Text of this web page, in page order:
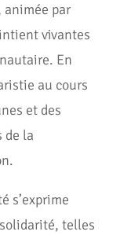
animée par
vivantes
En
au cours
et des
de la
s’exprime
telles